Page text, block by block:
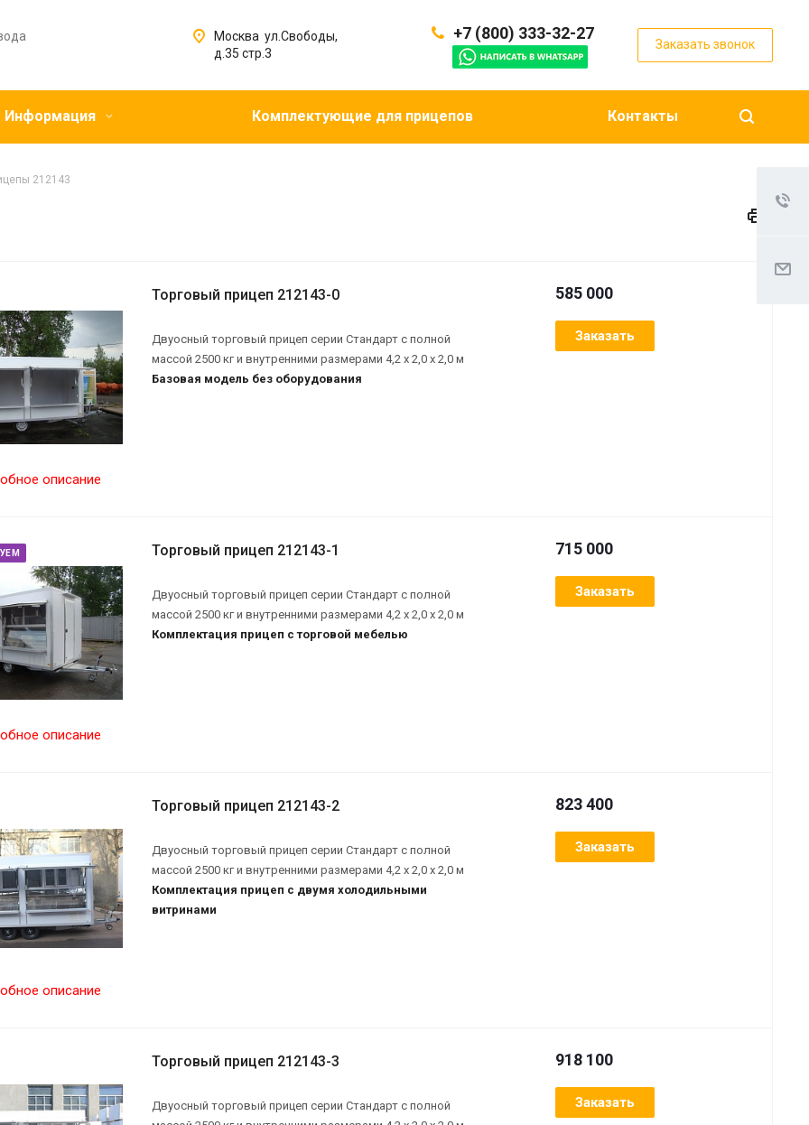
+7 (800) 333-32-27
Заказать звонок
Москва ул.Свободы,
д.35 стр.3
Информация Комплектующие для прицепов Контакты
212143
описание
Торговый прицеп 212143-0
Двуосный торговый прицеп серии Стандарт с полной
массой 2500 кг и внутренними размерами 4,2 х 2,0 х 2,0 м
Базовая модель без оборудования
585 000
Заказать
описание
Торговый прицеп 212143-1
Двуосный торговый прицеп серии Стандарт с полной
массой 2500 кг и внутренними размерами 4,2 х 2,0 х 2,0 м
Комплектация прицеп с торговой мебелью
715 000
Заказать
описание
Торговый прицеп 212143-2
Двуосный торговый прицеп серии Стандарт с полной
массой 2500 кг и внутренними размерами 4,2 х 2,0 х 2,0 м
Комплектация прицеп с двумя холодильными
витринами
823 400
Заказать
Торговый прицеп 212143-3
Двуосный торговый прицеп серии Стандарт с полной
918 100
Заказать